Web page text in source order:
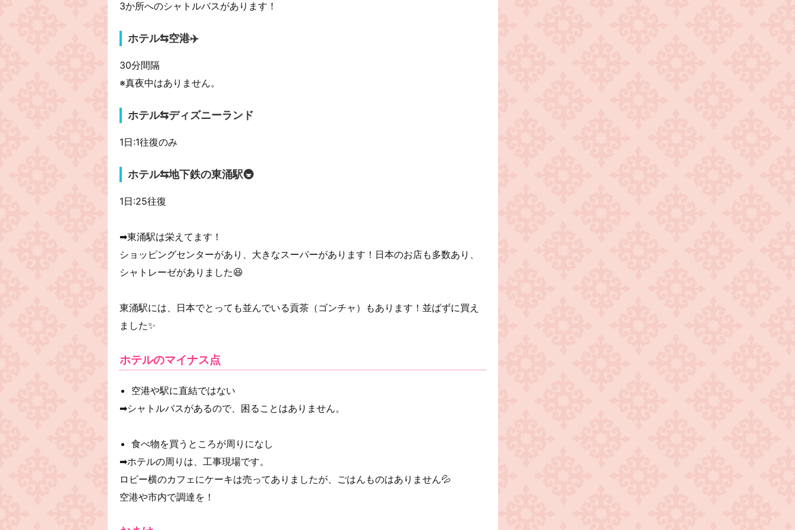
3か所へのシャトルバスがあります！
ホテル⇆空港✈️
30分間隔
※真夜中はありません。
ホテル⇆ディズニーランド
1日:1往復のみ
ホテル⇆地下鉄の東涌駅🚇
1日:25往復
➡︎東涌駅は栄えてます！
ショッピングセンターがあり、大きなスーパーがあります！日本のお店も多数あり、
シャトレーゼがありました😆
東涌駅には、日本でとっても並んでいる貢茶（ゴンチャ）もあります！並ばずに買え
ました✨
ホテルのマイナス点
空港や駅に直結ではない
➡︎シャトルバスがあるので、困ることはありません。
食べ物を買うところが周りになし
➡︎ホテルの周りは、工事現場です。
ロビー横のカフェにケーキは売ってありましたが、ごはんものはありません💦
空港や市内で調達を！